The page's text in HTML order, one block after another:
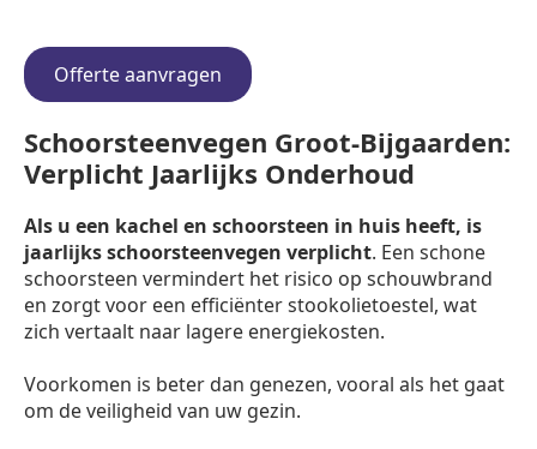
Offerte aanvragen
Schoorsteenvegen Groot-Bijgaarden:
Verplicht Jaarlijks Onderhoud
Als u een kachel en schoorsteen in huis heeft, is
jaarlijks schoorsteenvegen verplicht. Een schone
schoorsteen vermindert het risico op schouwbrand
en zorgt voor een efficiënter stookolietoestel, wat
zich vertaalt naar lagere energiekosten.
Voorkomen is beter dan genezen, vooral als het gaat
om de veiligheid van uw gezin.